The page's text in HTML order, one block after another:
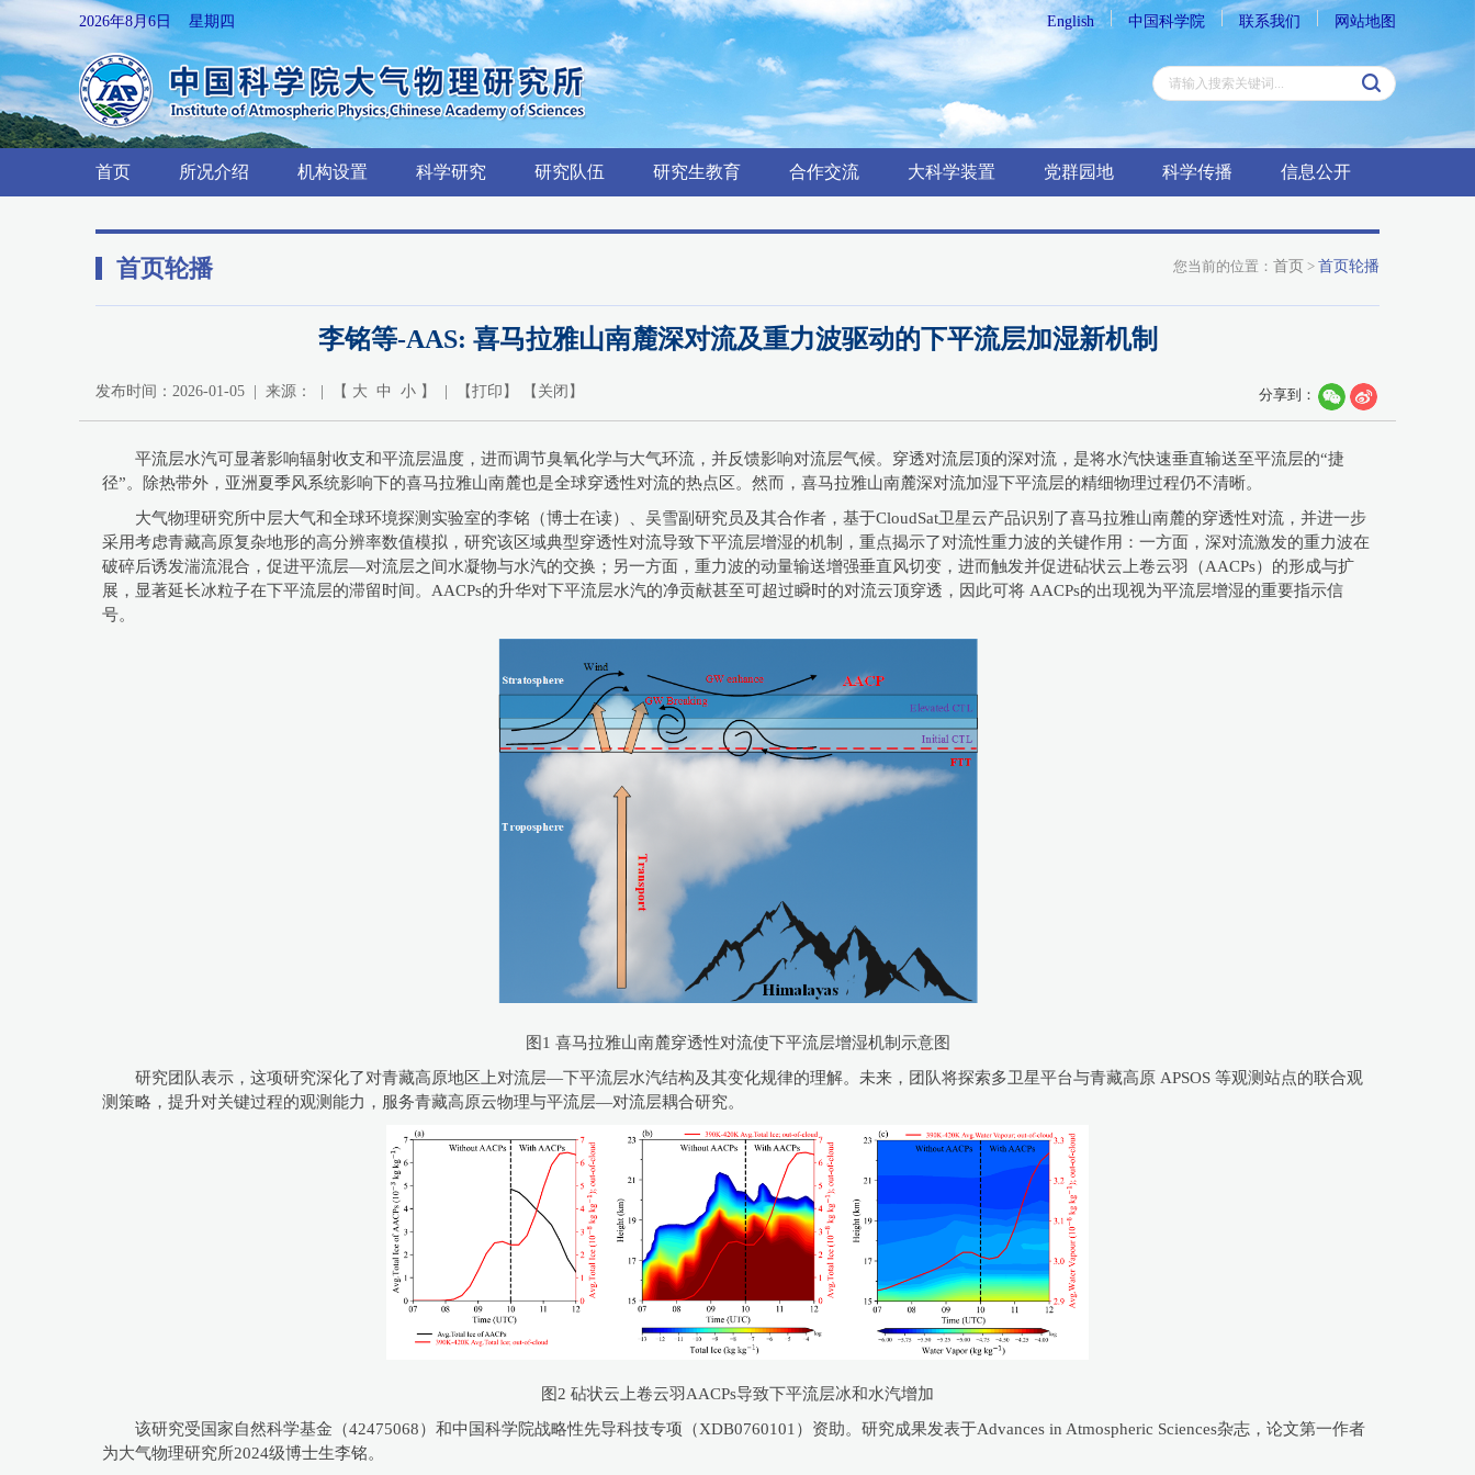
2026年8月6日 星期四 English 中国科学院 联系我们 网站地图
首页 所况介绍 机构设置 科学研究 研究队伍 研究生教育 合作交流 大科学装置 党群园地 科学传播 信息公开
首页轮播 您当前的位置： 首页 > 首页轮播
李铭等-AAS: 喜马拉雅山南麓深对流及重力波驱动的下平流层加湿新机制
发布时间：2026-01-05 | 来源： | 【 大 中 小 】 | 【打印 】 【 关闭 】 分享到：
平流层水汽可显著影响辐射收支和平流层温度，进而调节臭氧化学与大气环流，并反馈影响对流层气候。穿透对流层顶的深对流，是将水汽快速垂直输送至平流层的“捷
径”。除热带外，亚洲夏季风系统影响下的喜马拉雅山南麓也是全球穿透性对流的热点区。然而，喜马拉雅山南麓深对流加湿下平流层的精细物理过程仍不清晰。
大气物理研究所中层大气和全球环境探测实验室的李铭（博士在读）、吴雪副研究员及其合作者，基于CloudSat卫星云产品识别了喜马拉雅山南麓的穿透性对流，并进一步
采用考虑青藏高原复杂地形的高分辨率数值模拟，研究该区域典型穿透性对流导致下平流层增湿的机制，重点揭示了对流性重力波的关键作用：一方面，深对流激发的重力波在
破碎后诱发湍流混合，促进平流层—对流层之间水凝物与水汽的交换；另一方面，重力波的动量输送增强垂直风切变，进而触发并促进砧状云上卷云羽（AACPs）的形成与扩
展，显著延长冰粒子在下平流层的滞留时间。AACPs的升华对下平流层水汽的净贡献甚至可超过瞬时的对流云顶穿透，因此可将 AACPs的出现视为平流层增湿的重要指示信
号。
图1 喜马拉雅山南麓穿透性对流使下平流层增湿机制示意图
研究团队表示，这项研究深化了对青藏高原地区上对流层—下平流层水汽结构及其变化规律的理解。未来，团队将探索多卫星平台与青藏高原 APSOS 等观测站点的联合观
测策略，提升对关键过程的观测能力，服务青藏高原云物理与平流层—对流层耦合研究。
图2 砧状云上卷云羽AACPs导致下平流层冰和水汽增加
该研究受国家自然科学基金（42475068）和中国科学院战略性先导科技专项（XDB0760101）资助。研究成果发表于Advances in Atmospheric Sciences杂志，论文第一作者
为大气物理研究所2024级博士生李铭。